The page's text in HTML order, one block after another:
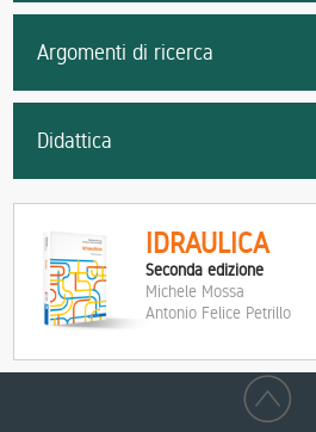
Argomenti di ricerca
Didattica
IDRAULICA
Seconda edizione
Michele Mossa
Antonio Felice Petrillo